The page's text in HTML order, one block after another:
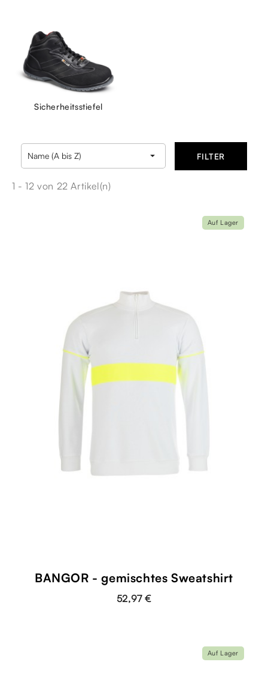
Sicherheitsstiefel
Name (A bis Z)  FILTER
1 - 12 von 22 Artikel(n)
BANGOR - gemischtes Sweatshirt
52,97 €
Auf Lager
Auf Lager